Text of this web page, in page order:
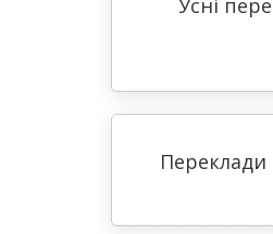
Усні
Переклади